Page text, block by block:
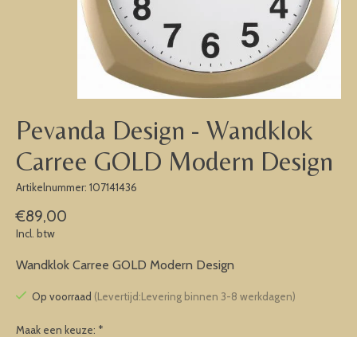
Pevanda Design - Wandklok
Carree GOLD Modern Design
Artikelnummer: 107141436
€89,00
Incl. btw
Wandklok Carree GOLD Modern Design
Op voorraad (Levertijd:Levering binnen 3-8 werkdagen)
Maak een keuze: *